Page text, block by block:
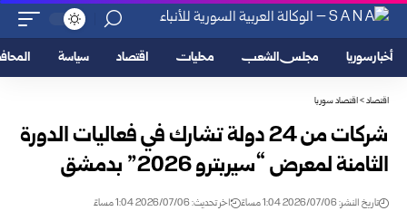
أخبار سوريا مجلس الشعب محليات اقتصاد سياسة
اقتصاد>اقتصاد سوريا
شركات من 24 دولة تشارك في فعاليات الدورة
الثامنة لمعرض “سيربترو 2026” بدمشق
تاريخ النشر: 2026/07/06 1:04 مساءً اخر تحديث: 2026/07/06 1:04 مساءً